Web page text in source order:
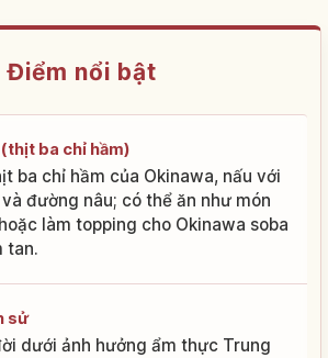
Điểm nổi bật
ba chỉ hầm)
ba chỉ hầm của Okinawa, nấu với
đường nâu; có thể ăn như món
làm topping cho Okinawa soba
tan.
sử
dưới ảnh hưởng ẩm thực Trung